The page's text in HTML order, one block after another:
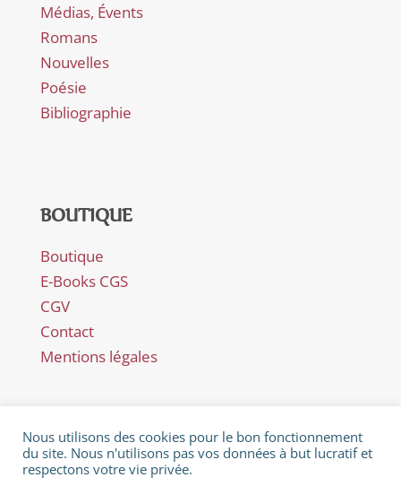
Médias, Évents
Romans
Nouvelles
Poésie
Bibliographie
BOUTIQUE
Boutique
E-Books CGS
CGV
Contact
Mentions légales
© Février 2018 - Catherine Gaillard-Sarron - Rue Es Perreyres
Nous utilisons des cookies pour le bon fonctionnement
du site. Nous n'utilisons pas vos données à but lucratif et
respectons votre vie privée.